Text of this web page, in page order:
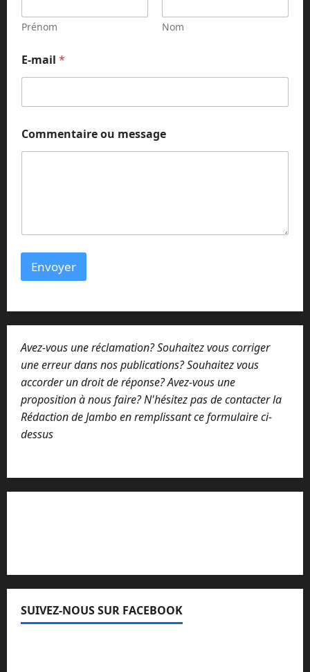
a
i
o
u
Prénom Nom
E-mail *
Commentaire ou message
Envoyer
Avez-vous une réclamation? Souhaitez vous corriger
une erreur dans nos publications? Souhaitez vous
accorder un droit de réponse? Avez-vous une
proposition à nous faire? N'hésitez pas de contacter la
Rédaction de Jambo en remplissant ce formulaire ci-
dessus
SUIVEZ-NOUS SUR FACEBOOK